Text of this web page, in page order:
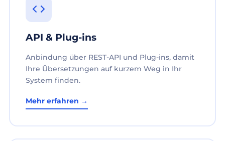
API & Plug-ins
Anbindung über REST-API und Plug-ins, damit
Ihre Übersetzungen auf kurzem Weg in Ihr
System finden.
Mehr erfahren →